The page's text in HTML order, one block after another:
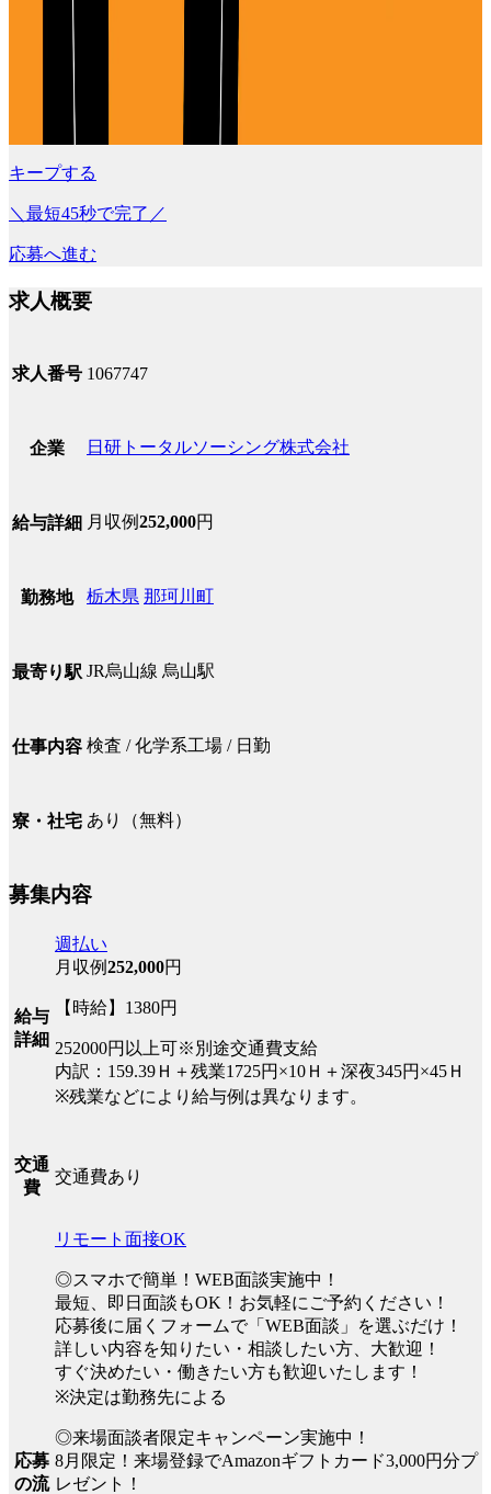
キープする
＼最短45秒で完了／
応募へ進む
求人概要
求人番号 1067747
企業 日研トータルソーシング株式会社
給与詳細 月収例252,000円
勤務地 栃木県 那珂川町
最寄り駅 JR烏山線 烏山駅
仕事内容 検査 / 化学系工場 / 日勤
寮・社宅 あり（無料）
募集内容
給与
詳細
週払い
月収例252,000円
【時給】1380円
252000円以上可※別途交通費支給
内訳：159.39Ｈ＋残業1725円×10Ｈ＋深夜345円×45Ｈ
※残業などにより給与例は異なります。
交通
費
交通費あり
応募
の流
リモート面接OK
◎スマホで簡単！WEB面談実施中！
最短、即日面談もOK！お気軽にご予約ください！
応募後に届くフォームで「WEB面談」を選ぶだけ！
詳しい内容を知りたい・相談したい方、大歓迎！
すぐ決めたい・働きたい方も歓迎いたします！
※決定は勤務先による
◎来場面談者限定キャンペーン実施中！
8月限定！来場登録でAmazonギフトカード3,000円分プ
レゼント！